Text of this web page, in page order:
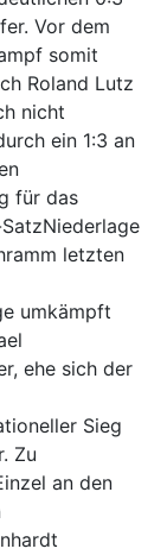
Vor dem
somit
Roland Lutz
nicht
ein 1:3 an
für das
letzten
umkämpft
ehe sich der
Sieg
Zu
an den